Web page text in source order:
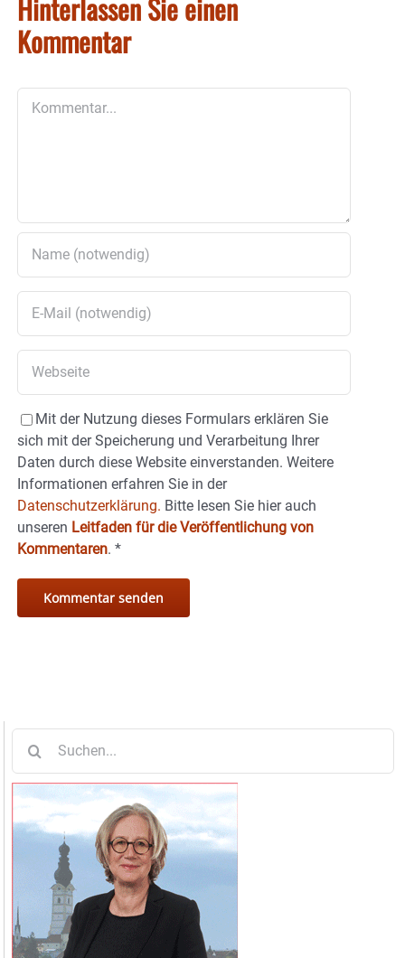
Hinterlassen Sie einen
Kommentar
Mit der Nutzung dieses Formulars erklären Sie
sich mit der Speicherung und Verarbeitung Ihrer
Daten durch diese Website einverstanden. Weitere
Informationen erfahren Sie in der
Datenschutzerklärung. Bitte lesen Sie hier auch
unseren Leitfaden für die Veröffentlichung von
Kommentaren. *
nach: